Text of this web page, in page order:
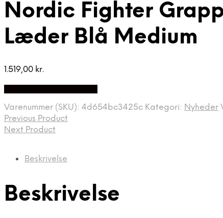
Nordic Fighter
Læder Blå Medium
1.519,00 kr.
Varenummer (SKU): 4d654bc3425c Kategori: Nyheder
Previous Product
Next Product
Beskrivelse
Beskrivelse